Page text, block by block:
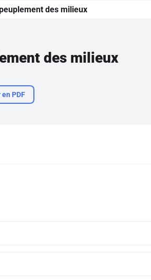
des milieux
des milieux
PDF